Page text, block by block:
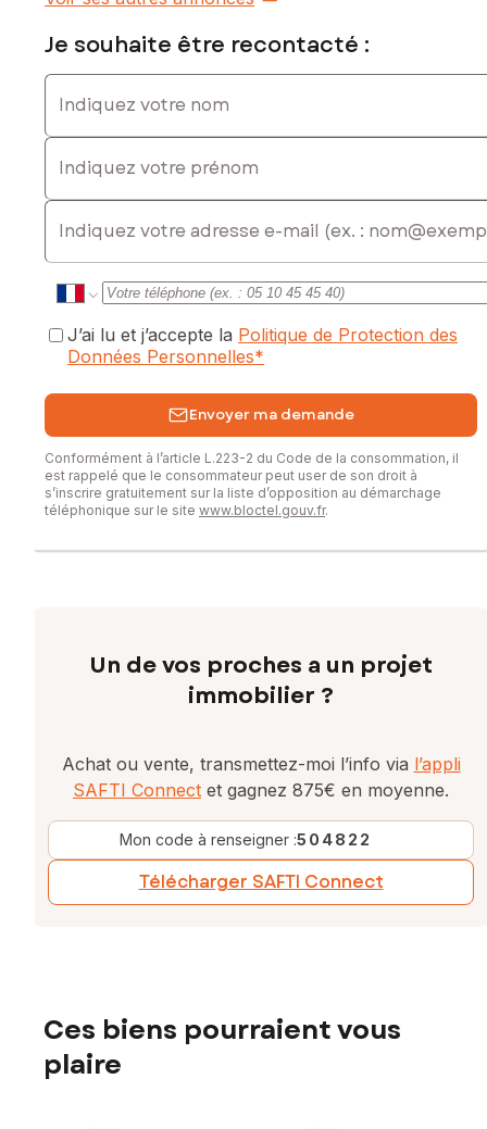
Je souhaite être recontacté :
Indiquez votre nom
Indiquez votre prénom
E-mail
J’ai lu et j’accepte la Politique de Protection des
Données Personnelles*
Envoyer ma demande
Conformément à l’article L.223-2 du Code de la consommation, il
est rappelé que le consommateur peut user de son droit à
s’inscrire gratuitement sur la liste d’opposition au démarchage
téléphonique sur le site www.bloctel.gouv.fr.
Un de vos proches a un projet
immobilier ?
Achat ou vente, transmettez-moi l’info via l’appli
SAFTI Connect et gagnez 875€ en moyenne.
Mon code à renseigner :504822
Télécharger SAFTI Connect
Ces biens pourraient vous
plaire